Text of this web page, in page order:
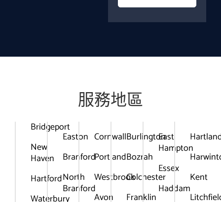
服務地區
Bridgeport
New
Haven
Hartford
Waterbury
Easton
Branford
North
Branford
Cornwall
Portland
Westbrook
Avon
Burlington
Bozrah
Colchester
Franklin
East
Hampton
Essex
Haddam
Kent